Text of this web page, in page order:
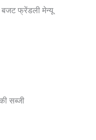
बजट फ्रेंडली मेन्यू
सब्जी